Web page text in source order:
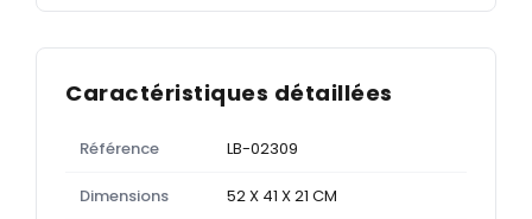
Caractéristiques détaillées
Référence LB-02309
Dimensions 52 X 41 X 21 CM